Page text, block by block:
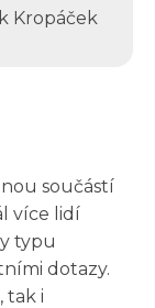
Kropáček
součástí
více lidí
typu
dotazy.
tak i